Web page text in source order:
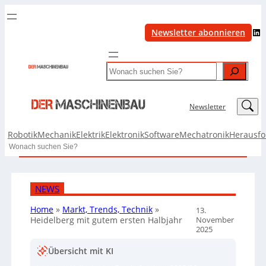
Newsletter abonnieren LinkedIn
Search
Newsletter LinkedIn
RobotikMechanikElektrikElektronikSoftwareMechatronik
Search
NEWS
Home» Markt, Trends, Technik»
Heidelberg mit gutem ersten Halbjahr
13.
November
2025
Übersicht mit KI